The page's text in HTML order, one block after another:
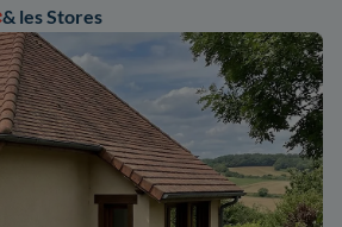
& les Stores